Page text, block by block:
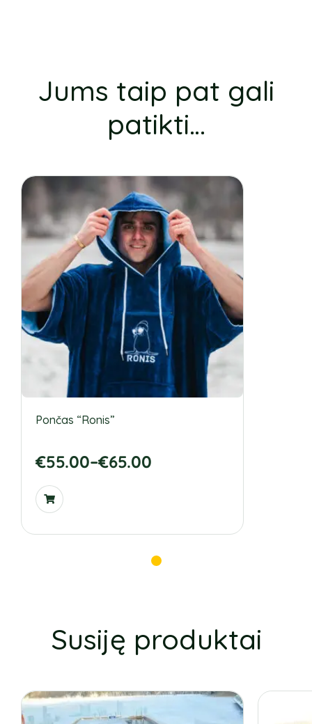
Jums taip pat gali
patikti…
Pončas “Ronis”
€55.00–€65.00
Susiję produktai